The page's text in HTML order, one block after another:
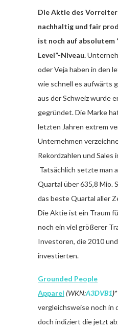
Die Aktie des
nachhaltig und fair
ist noch auf absolutem
Level”-Niveau.
oder Veja haben in den
wie schnell es aufwärts
aus der Schweiz wurde
gegründet. Die Marke
letzten Jahren extrem
Unternehmen
Rekordzahlen und Sales
Tatsächlich setzte man
Quartal über 635,8 Mio.
das beste Quartal aller
Die Aktie ist ein Traum
noch ein viel größerer
Investoren, die 2010
investierten.
Grounded People
Apparel (WKN:A3DVB1)*
vergleichsweise noch in
doch indiziert die jetzt